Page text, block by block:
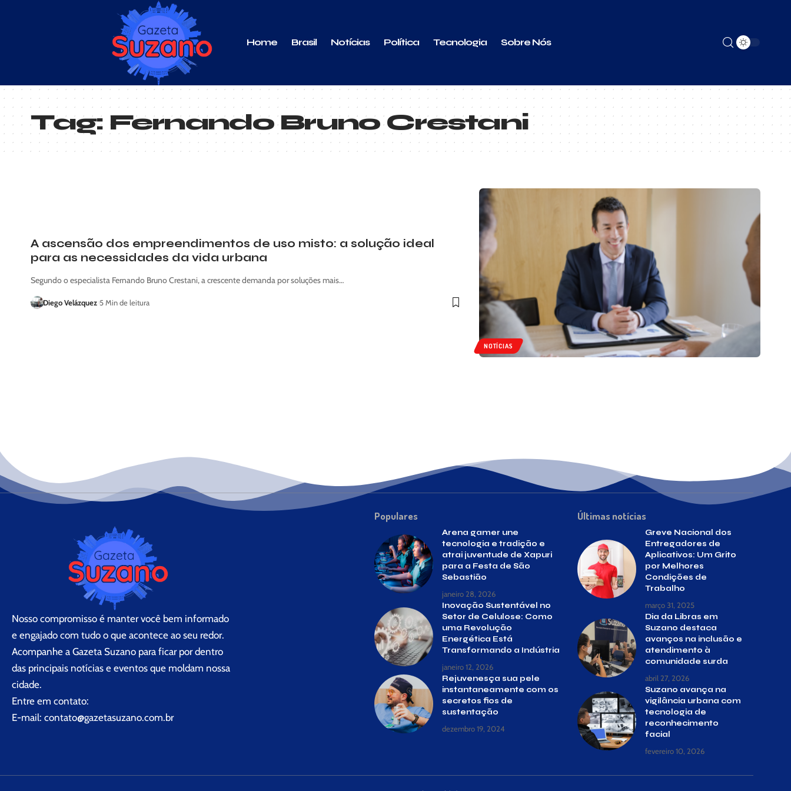
Home Brasil Notícias Política Tecnologia Sobre Nós
Tag: Fernando Bruno Crestani
NOTÍCIAS
A ascensão dos empreendimentos de uso misto: a solução ideal
para as necessidades da vida urbana
Segundo o especialista Fernando Bruno Crestani, a crescente demanda por soluções mais…
Diego Velázquez 5 Min de leitura
Nosso compromisso é manter você bem informado
e engajado com tudo o que acontece ao seu redor.
Acompanhe a Gazeta Suzano para ficar por dentro
das principais notícias e eventos que moldam nossa
cidade.
Entre em contato:
E-mail: contato@gazetasuzano.com.br
Populares
Arena gamer une
tecnologia e tradição e
atrai juventude de Xapuri
para a Festa de São
Sebastião
janeiro 28, 2026
Inovação Sustentável no
Setor de Celulose: Como
uma Revolução
Energética Está
Transformando a Indústria
janeiro 12, 2026
Rejuvenesça sua pele
instantaneamente com os
secretos fios de
sustentação
dezembro 19, 2024
Últimas notícias
Greve Nacional dos
Entregadores de
Aplicativos: Um Grito
por Melhores
Condições de
Trabalho
março 31, 2025
Dia da Libras em
Suzano destaca
avanços na inclusão e
atendimento à
comunidade surda
abril 27, 2026
Suzano avança na
vigilância urbana com
tecnologia de
reconhecimento
facial
fevereiro 10, 2026